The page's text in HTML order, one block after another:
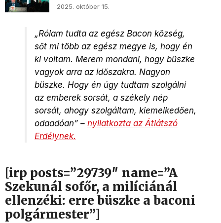
2025. október 15.
„Rólam tudta az egész Bacon község,
sőt mi több az egész megye is, hogy én
ki voltam. Merem mondani, hogy büszke
vagyok arra az időszakra. Nagyon
büszke. Hogy én úgy tudtam szolgálni
az emberek sorsát, a székely nép
sorsát, ahogy szolgáltam, kiemelkedően,
odaadóan” – nyilatkozta az Átlátszó
Erdélynek.
[irp posts=”29739″ name=”A
Szekunál sofőr, a milíciánál
ellenzéki: erre büszke a baconi
polgármester”]